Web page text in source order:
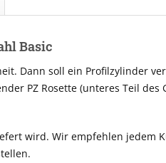
Basic
Dann soll ein Profilzylinder
PZ Rosette (unteres Teil
wird. Wir empfehlen jedem